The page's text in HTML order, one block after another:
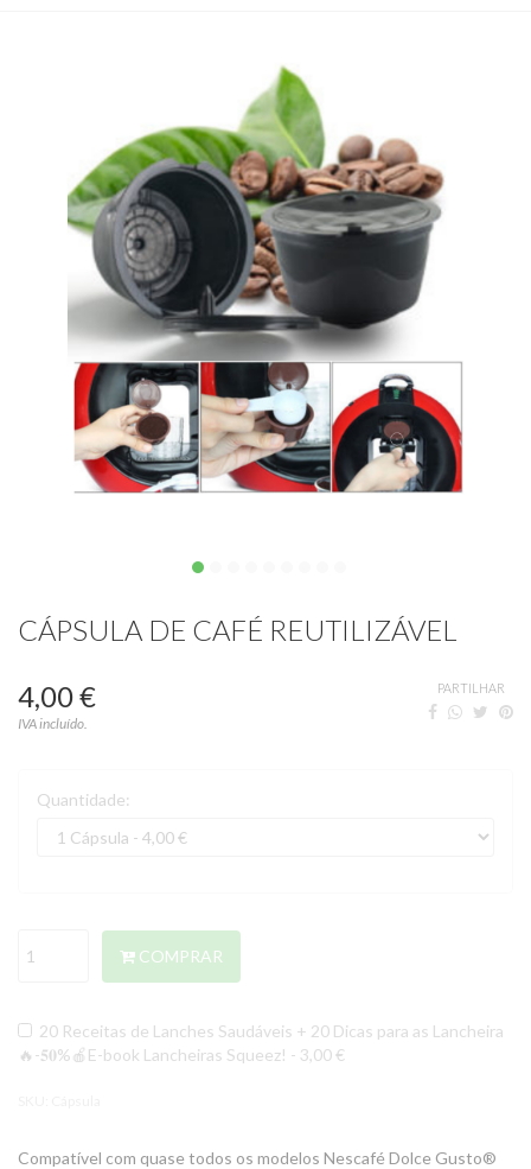
CÁPSULA DE CAFÉ REUTILIZÁVEL
4,00 €
IVA incluído.
PARTILHAR
Quantidade:
COMPRAR
20 Receitas de Lanches Saudáveis + 20 Dicas para as Lancheira
🔥-𝟓𝟎%🍎E-book Lancheiras Squeez! - 3,00 €
Compatível com quase todos os modelos Nescafé Dolce Gusto®